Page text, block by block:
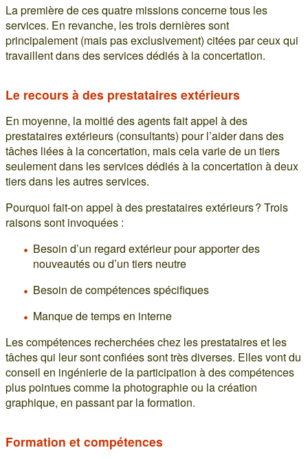
La première de ces quatre missions concerne tous les
services. En revanche, les trois dernières sont
principalement (mais pas exclusivement) citées par ceux qui
travaillent dans des services dédiés à la concertation.
Le recours à des prestataires extérieurs
En moyenne, la moitié des agents fait appel à des
prestataires extérieurs (consultants) pour l’aider dans des
tâches liées à la concertation, mais cela varie de un tiers
seulement dans les services dédiés à la concertation à deux
tiers dans les autres services.
Pourquoi fait-on appel à des prestataires extérieurs ? Trois
raisons sont invoquées :
Besoin d’un regard extérieur pour apporter des
nouveautés ou d’un tiers neutre
Besoin de compétences spécifiques
Manque de temps en interne
Les compétences recherchées chez les prestataires et les
tâches qui leur sont confiées sont très diverses. Elles vont du
conseil en ingénierie de la participation à des compétences
plus pointues comme la photographie ou la création
graphique, en passant par la formation.
Formation et compétences